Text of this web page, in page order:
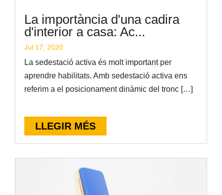
La importància d'una cadira
d'interior a casa: Ac...
Jul 17, 2020
La sedestació activa és molt important per
aprendre habilitats. Amb sedestació activa ens
referim a el posicionament dinàmic del tronc […]
LLEGIR MÉS